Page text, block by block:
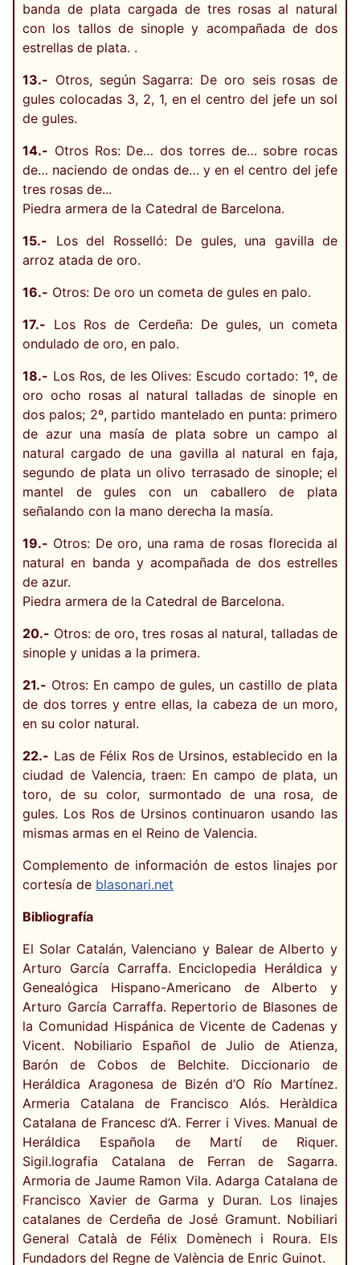
banda de plata cargada de tres rosas al natural
con los tallos de sinople y acompañada de dos
estrellas de plata. .
13.- Otros, según Sagarra: De oro seis rosas de
gules colocadas 3, 2, 1, en el centro del jefe un sol
de gules.
14.- Otros Ros: De… dos torres de… sobre rocas
de… naciendo de ondas de… y en el centro del jefe
tres rosas de...
Piedra armera de la Catedral de Barcelona.
15.- Los del Rosselló: De gules, una gavilla de
arroz atada de oro.
16.- Otros: De oro un cometa de gules en palo.
17.- Los Ros de Cerdeña: De gules, un cometa
ondulado de oro, en palo.
18.- Los Ros, de les Olives: Escudo cortado: 1º, de
oro ocho rosas al natural talladas de sinople en
dos palos; 2º, partido mantelado en punta: primero
de azur una masía de plata sobre un campo al
natural cargado de una gavilla al natural en faja,
segundo de plata un olivo terrasado de sinople; el
mantel de gules con un caballero de plata
señalando con la mano derecha la masía.
19.- Otros: De oro, una rama de rosas florecida al
natural en banda y acompañada de dos estrelles
de azur.
Piedra armera de la Catedral de Barcelona.
20.- Otros: de oro, tres rosas al natural, talladas de
sinople y unidas a la primera.
21.- Otros: En campo de gules, un castillo de plata
de dos torres y entre ellas, la cabeza de un moro,
en su color natural.
22.- Las de Félix Ros de Ursinos, establecido en la
ciudad de Valencia, traen: En campo de plata, un
toro, de su color, surmontado de una rosa, de
gules. Los Ros de Ursinos continuaron usando las
mismas armas en el Reino de Valencia.
Complemento de información de estos linajes por
cortesía de blasonari.net
Bibliografía
El Solar Catalán, Valenciano y Balear de Alberto y
Arturo García Carraffa. Enciclopedia Heráldica y
Genealógica Hispano-Americano de Alberto y
Arturo García Carraffa. Repertorio de Blasones de
la Comunidad Hispánica de Vicente de Cadenas y
Vicent. Nobiliario Español de Julio de Atienza,
Barón de Cobos de Belchite. Diccionario de
Heráldica Aragonesa de Bizén d’O Río Martínez.
Armeria Catalana de Francisco Alós. Heràldica
Catalana de Francesc d’A. Ferrer i Vives. Manual de
Heráldica Española de Martí de Riquer.
Sigil.lografia Catalana de Ferran de Sagarra.
Armoria de Jaume Ramon Vila. Adarga Catalana de
Francisco Xavier de Garma y Duran. Los linajes
catalanes de Cerdeña de José Gramunt. Nobiliari
General Català de Félix Domènech i Roura. Els
Fundadors del Regne de València de Enric Guinot.